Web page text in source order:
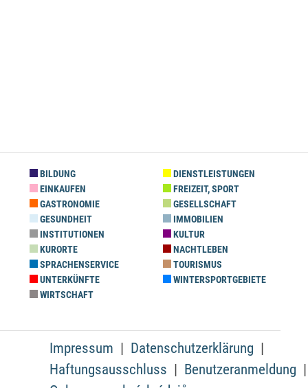
BILDUNG
DIENSTLEISTUNGEN
EINKAUFEN
FREIZEIT, SPORT
GASTRONOMIE
GESELLSCHAFT
GESUNDHEIT
IMMOBILIEN
INSTITUTIONEN
KULTUR
KURORTE
NACHTLEBEN
SPRACHENSERVICE
TOURISMUS
UNTERKÜNFTE
WINTERSPORTGEBIETE
WIRTSCHAFT
Impressum
Datenschutzerklärung
Haftungsausschluss
Benutzeranmeldung